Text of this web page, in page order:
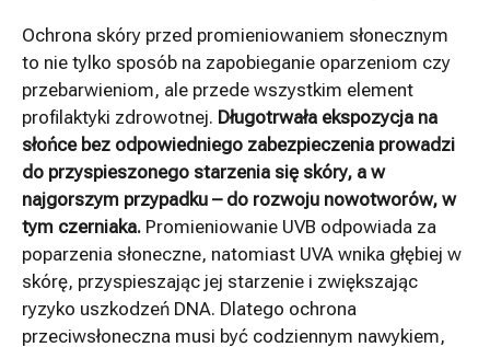
Ochrona skóry przed promieniowaniem słonecznym
to nie tylko sposób na zapobieganie oparzeniom czy
przebarwieniom, ale przede wszystkim element
profilaktyki zdrowotnej. Długotrwała ekspozycja na
słońce bez odpowiedniego zabezpieczenia prowadzi
do przyspieszonego starzenia się skóry, a w
najgorszym przypadku – do rozwoju nowotworów, w
tym czerniaka. Promieniowanie UVB odpowiada za
poparzenia słoneczne, natomiast UVA wnika głębiej w
skórę, przyspieszając jej starzenie i zwiększając
ryzyko uszkodzeń DNA. Dlatego ochrona
przeciwsłoneczna musi być codziennym nawykiem,